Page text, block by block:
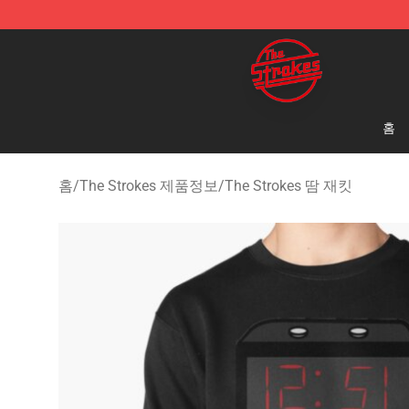
The Strokes Shop - Official The Strokes Merchandise
홈
홈/The Strokes 제품정보/The Strokes 땀 재킷